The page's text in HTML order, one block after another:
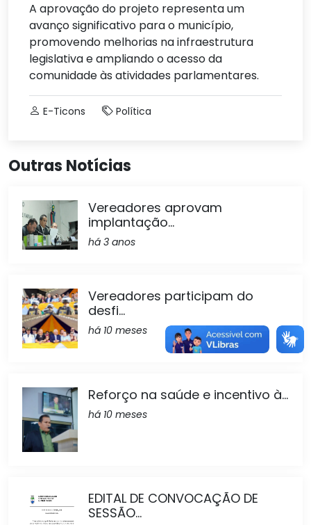
A aprovação do projeto representa um
avanço significativo para o município,
promovendo melhorias na infraestrutura
legislativa e ampliando o acesso da
comunidade às atividades parlamentares.
E-Ticons Política
Outras Notícias
Vereadores aprovam
implantação...
há 3 anos
Vereadores participam do
desfi...
há 10 meses
Reforço na saúde e incentivo à...
há 10 meses
EDITAL DE CONVOCAÇÃO DE
SESSÃO...